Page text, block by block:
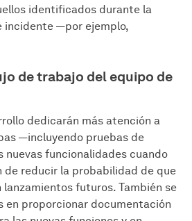
identificados durante la
incidente —por ejemplo,
de trabajo del equipo de
dedicarán más atención a
—incluyendo pruebas de
funcionalidades cuando
de reducir la probabilidad de que
futuros. También se
en proporcionar documentación